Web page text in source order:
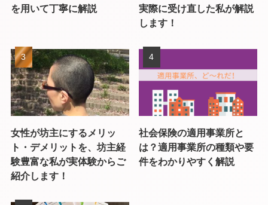
を用いて丁寧に解説
実際に受け直した私が解説
します！
女性が坊主にするメリッ
ト・デメリットを、坊主経
験豊富な私が実体験からご
紹介します！
社会保険の適用事業所と
は？適用事業所の種類や要
件をわかりやすく解説